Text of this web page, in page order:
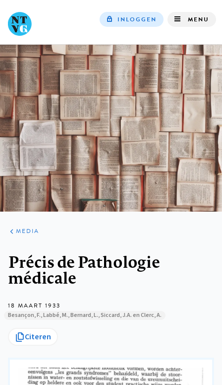
navigation
INLOGGEN MENU
ARTIKELEN
VARIA
MEDIA
Précis de Pathologie
médicale
18 MAART 1933
Besançon, F., Labbé, M., Bernard, L., Siccard, J.A. en Clerc, A.
Citeren